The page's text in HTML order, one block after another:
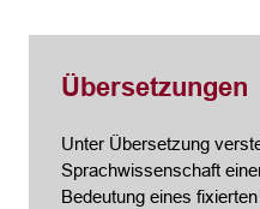
Übersetzungen
Unter Übersetzung
Sprachwissenschaft
Bedeutung eines